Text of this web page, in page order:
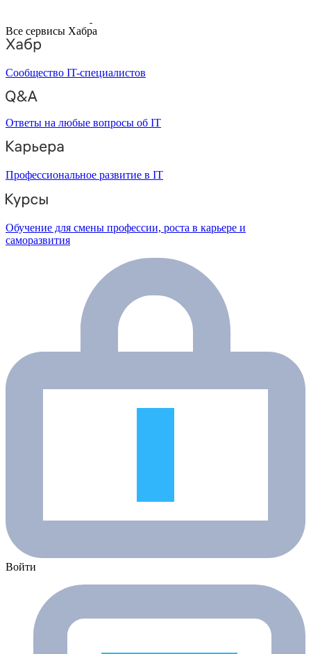
Все сервисы Хабра
Сообщество IT-специалистов
Ответы на любые вопросы об IT
Профессиональное развитие в IT
Обучение для смены профессии, роста в карьере и
саморазвития
Войти